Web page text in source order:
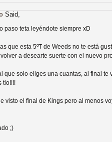
la semana
de las
Said,
paso teta leyéndote siempre xD
que esta 5ºT de Weeds no te está
a desearte suerte con el nuevo
que solo eliges una cuantas, al final te
tio!!!!
visto el final de Kings pero al menos
;)